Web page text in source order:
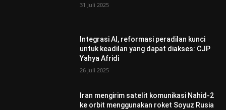
31 Juli 2025
Integrasi AI, reformasi peradilan kunci
untuk keadilan yang dapat diakses: CJP
Yahya Afridi
26 Juli 2025
Iran mengirim satelit komunikasi Nahid-2
ke orbit menggunakan roket Soyuz Rusia